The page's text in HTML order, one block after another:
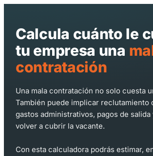
Calcula cuánto le
tu empresa una
contratación
Una mala contratación no solo cuesta
También puede implicar reclutamiento
gastos administrativos, pagos de
volver a cubrir la vacante.
Con esta calculadora podrás estimar,